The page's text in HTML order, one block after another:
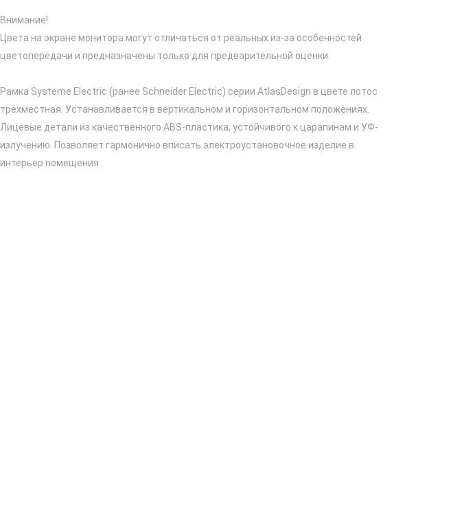
Внимание!
Цвета на экране монитора могут отличаться от реальных из-за особенностей
цветопередачи и предназначены только для предварительной оценки.
Рамка Systeme Electric (ранее Schneider Electric) серии AtlasDesign в цвете лотос
трёхместная. Устанавливается в вертикальном и горизонтальном положениях.
Лицевые детали из качественного ABS-пластика, устойчивого к царапинам и УФ-
излучению. Позволяет гармонично вписать электроустановочное изделие в
интерьер помещения.